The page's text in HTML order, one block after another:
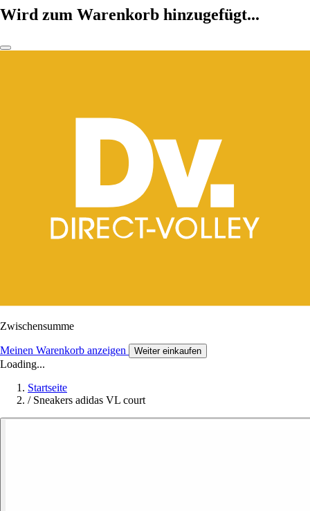
Wird zum Warenkorb hinzugefügt...
Zwischensumme
Meinen Warenkorb anzeigen Weiter einkaufen
Loading...
Startseite
/ Sneakers adidas VL court